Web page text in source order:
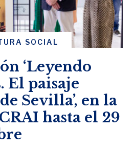
SOCIAL
‘Leyendo
El paisaje
Sevilla’, en la
hasta el 29